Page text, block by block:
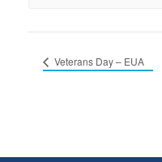
Veterans Day – EUA